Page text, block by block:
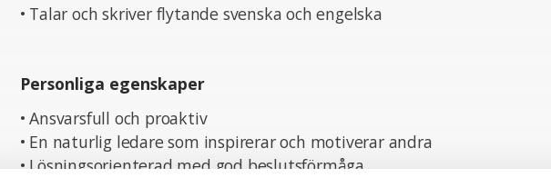
• Talar och skriver flytande svenska och engelska
Personliga egenskaper
• Ansvarsfull och proaktiv
• En naturlig ledare som inspirerar och motiverar andra
• Lösningsorienterad med god beslutsförmåga